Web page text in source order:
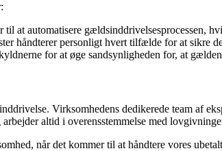
at automatisere gældsinddrivelsesprocessen,
håndterer personligt hvert tilfælde for at sikre
for at øge sandsynligheden for, at
Virksomhedens dedikerede team af
altid i overensstemmelse med
når det kommer til at håndtere vores